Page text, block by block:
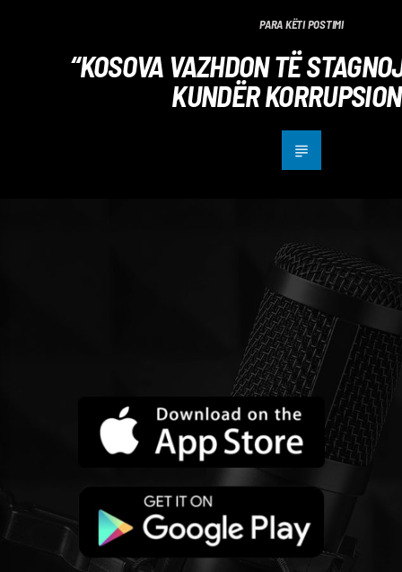
PARA KËTI POSTIMI
“KOSOVA VAZHDON TË
KUNDËR